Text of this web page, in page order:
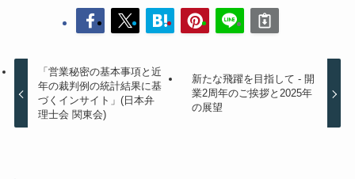
「営業秘密の基本事項と近
年の裁判例の統計結果に基
づくインサイト」(日本弁
理士会 関東会)
新たな飛躍を目指して - 開
業2周年のご挨拶と2025年
の展望